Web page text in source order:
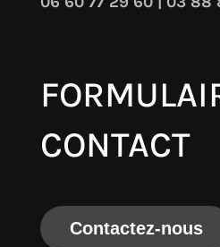
CONTACT
Contactez-nous